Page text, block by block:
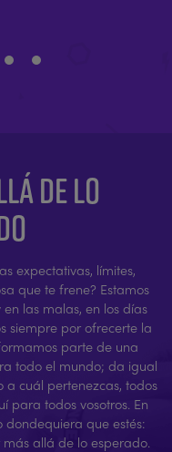
DE LO
expectativas, límites,
que te frene? Estamos
las malas, en los días
siempre por ofrecerte la
parte de una
todo el mundo; da igual
cuál pertenezcas, todos
para todos vosotros. En
dondequiera que estés:
allá de lo esperado.